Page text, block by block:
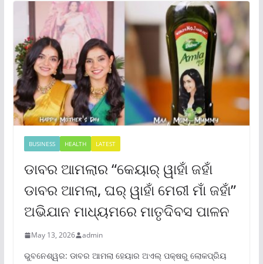
BUSINESS HEALTH LATEST
ଡାବର ଆମଲାର “କେୟାର୍ ୱାହାଁ ଜହାଁ
ଡାବର ଆମଲା, ଘର୍ ୱାହାଁ ମେରୀ ମାଁ ଜହାଁ”
ଅଭିଯାନ ମାଧ୍ୟମରେ ମାତୃଦିବସ ପାଳନ
May 13, 2026 admin
ଭୁବନେଶ୍ୱର: ଡାବର ଆମଲା ହେୟାର ଅଏଲ୍ ପକ୍ଷରୁ ଲୋକପ୍ରିୟ